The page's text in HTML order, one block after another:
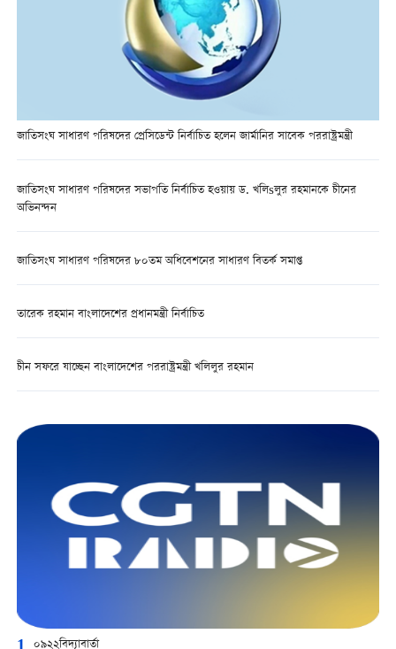
জাতিসংঘ সাধারণ পরিষদের প্রেসিডেন্ট নির্বাচিত হলেন জার্মানির সাবেক পররাষ্ট্রমন্ত্রী
জাতিসংঘ সাধারণ পরিষদের সভাপতি নির্বাচিত হওয়ায় ড. খলিsলুর রহমানকে চীনের
অভিনন্দন
জাতিসংঘ সাধারণ পরিষদের ৮০তম অধিবেশনের সাধারণ বিতর্ক সমাপ্ত
তারেক রহমান বাংলাদেশের প্রধানমন্ত্রী নির্বাচিত
চীন সফরে যাচ্ছেন বাংলাদেশের পররাষ্ট্রমন্ত্রী খলিলুর রহমান
০৯২২বিদ্যাবার্তা